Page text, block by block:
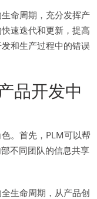
命周期，充分发挥产
速迭代和更新，提高
和生产过程中的错误
品开发中
。首先，PLM可以帮
不同团队的信息共享
生命周期，从产品创